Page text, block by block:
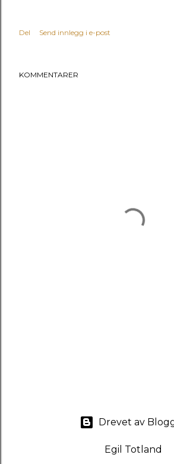
Del Send innlegg i e-post
KOMMENTARER
Drevet av
Egil Totland